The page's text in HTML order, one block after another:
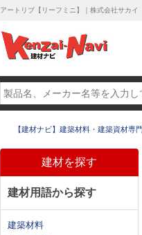
アートリブ【リーフミニ】｜株式会社サカイ
【建材ナビ】建築材料・建築資材専
建材を探す
建材用語から探す
建築材料